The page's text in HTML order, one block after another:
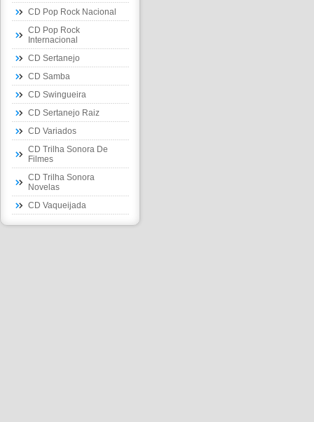
CD Pop Rock Nacional
CD Pop Rock
Internacional
CD Sertanejo
CD Samba
CD Swingueira
CD Sertanejo Raiz
CD Variados
CD Trilha Sonora De
Filmes
CD Trilha Sonora
Novelas
CD Vaqueijada